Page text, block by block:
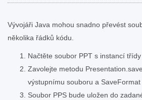
Vývojáři Java mohou snadno převést
několika řádků kódu.
Načtěte soubor PPT s instancí
Zavolejte metodu
výstupnímu souboru a SaveFormat
Soubor PPS bude uložen do